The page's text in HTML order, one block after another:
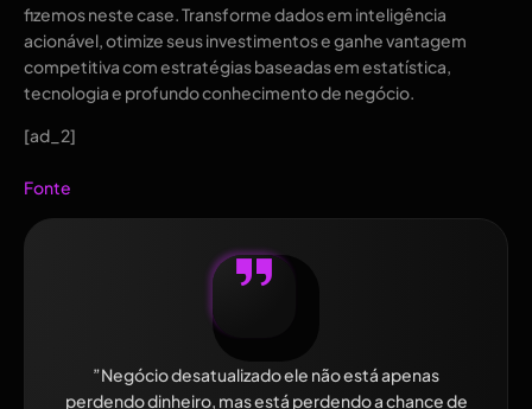
fizemos neste case. Transforme dados em inteligência
acionável, otimize seus investimentos e ganhe vantagem
competitiva com estratégias baseadas em estatística,
tecnologia e profundo conhecimento de negócio.
[ad_2]
Fonte
”Negócio desatualizado ele não está apenas
perdendo dinheiro, mas está perdendo a chance de